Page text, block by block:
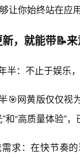
让你始终站在应
，就能带📝
半：不止于娱乐
🎯网黄版仅仅视
和“高质量体验”
求：在快节奏